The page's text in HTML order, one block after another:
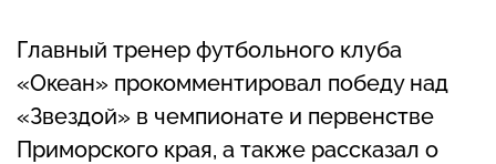
Главный тренер футбольного клуба
«Океан» прокомментировал победу над
«Звездой» в чемпионате и первенстве
Приморского края, а также рассказал о